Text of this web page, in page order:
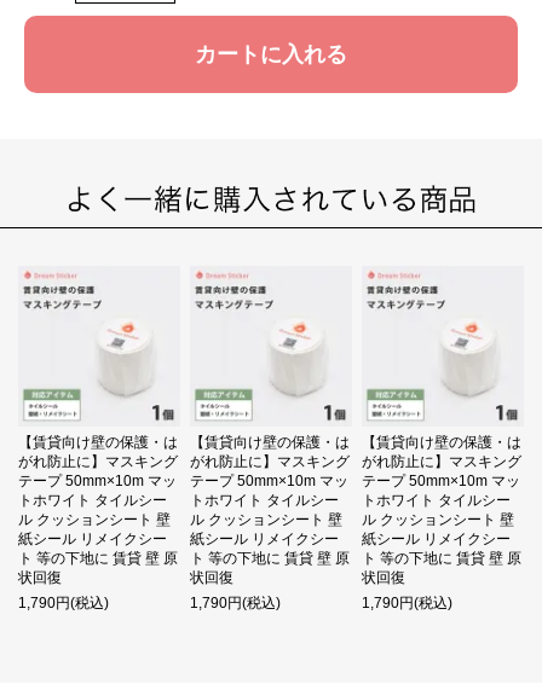
カートに入れる
【賃貸向け壁の保護・は
がれ防止に】マスキング
テープ 50mm×10m マッ
トホワイト タイルシー
ル クッションシート 壁
紙シール リメイクシー
ト 等の下地に 賃貸 壁 原
状回復
1,790円(税込)
【賃貸向け壁の保護・は
がれ防止に】マスキング
テープ 50mm×10m マッ
トホワイト タイルシー
ル クッションシート 壁
紙シール リメイクシー
ト 等の下地に 賃貸 壁 原
状回復
1,790円(税込)
【賃貸向け壁の保護・は
がれ防止に】マスキング
テープ 50mm×10m マッ
トホワイト タイルシー
ル クッションシート 壁
紙シール リメイクシー
ト 等の下地に 賃貸 壁 原
状回復
1,790円(税込)